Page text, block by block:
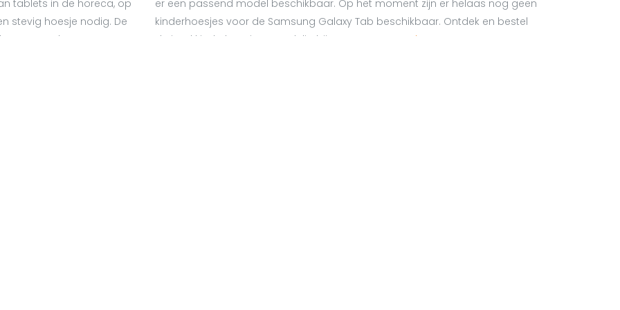
tablets in de horeca, op
stevig hoesje nodig. De
en kunnen tegen
er een passend model beschikbaar. Op het moment zijn er helaas nog geen
kinderhoesjes voor de Samsung Galaxy Tab beschikbaar. Ontdek en bestel
de iPad kinderhoesjes voordelig bij een van onze
verkooppunten